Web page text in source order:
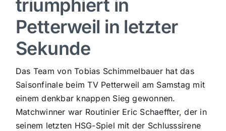
Panorama
Mein Stadtteil
Galerie
triumphiert in
Petterweil in letzter
Sekunde
Das Team von Tobias Schimmelbauer hat das
Saisonfinale beim TV Petterweil am Samstag mit
einem denkbar knappen Sieg gewonnen.
Matchwinner war Routinier Eric Schaeffter, der in
seinem letzten HSG-Spiel mit der Schlusssirene